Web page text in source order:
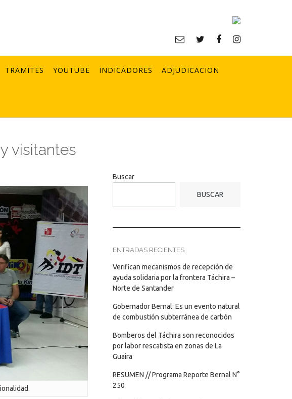
TRAMITES YOUTUBE INDICADORES ADJUDICACION
visitantes
Buscar
BUSCAR
ENTRADAS RECIENTES
Verifican mecanismos de recepción de
ayuda solidaria por la frontera Táchira –
Norte de Santander
Gobernador Bernal: Es un evento natural
de combustión subterránea de carbón
Bomberos del Táchira son reconocidos
por labor rescatista en zonas de La
Guaira
RESUMEN // Programa Reporte Bernal N°
250